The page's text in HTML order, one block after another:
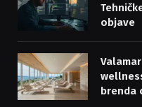
objave
brenda